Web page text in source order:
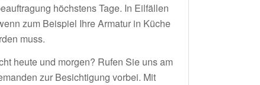
höchstens Tage. In Eilfällen
zum Beispiel Ihre Armatur in Küche
muss.
heute und morgen? Rufen Sie uns am
zur Besichtigung vorbei. Mit